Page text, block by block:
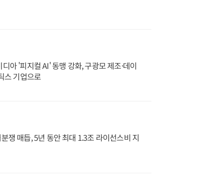
아 '피지컬 AI' 동맹 강화, 구광모 제조·데이
스 기업으로
쟁 매듭, 5년 동안 최대 1.3조 라이선스비 지